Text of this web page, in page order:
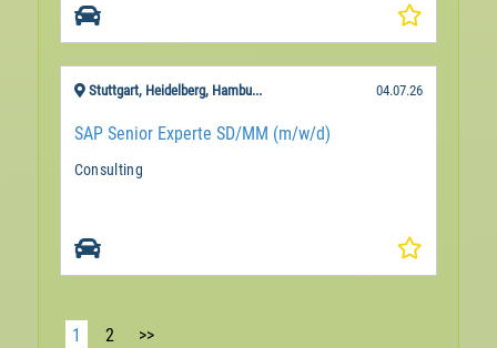
Stuttgart, Heidelberg, Hambu... 04.07.26
SAP Senior Experte SD/MM (m/w/d)
Consulting
1 2 >>